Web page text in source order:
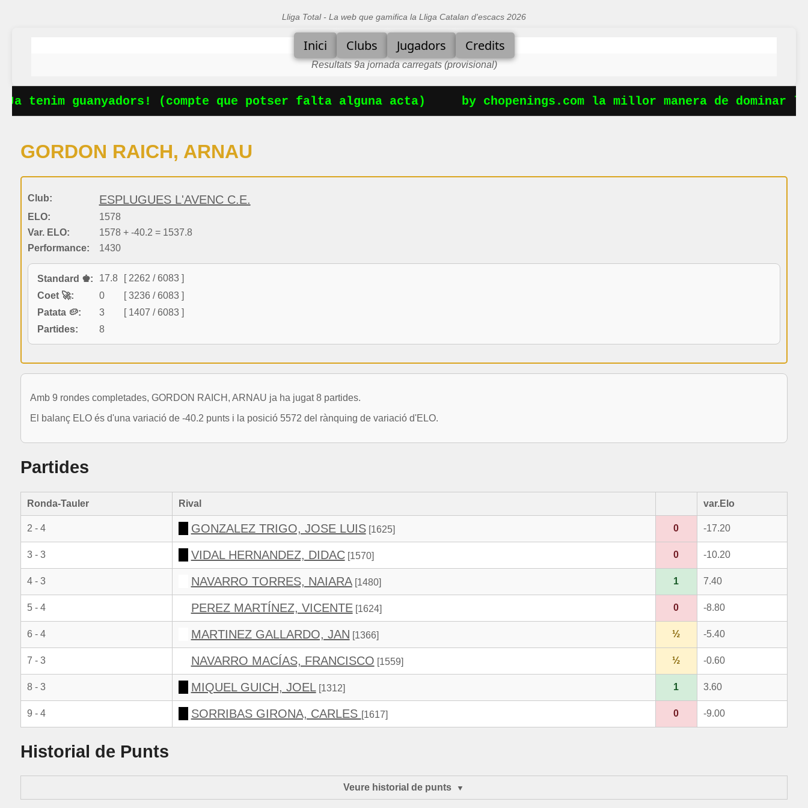
Lliga Total - La web que gamifica la Lliga Catalan d'escacs 2026
Inici Clubs Jugadors Credits
Resultats 9a jornada carregats (provisional)
tenim guanyadors! (compte que potser falta alguna acta) by chopenings.com la millor manera de dominar
GORDON RAICH, ARNAU
Club: ESPLUGUES L'AVENC C.E.
ELO:
1578
Var. ELO:
1578 + -40.2 = 1537.8
Performance:
1430
Standard ♚: 17.8
[ 2262 / 6083 ]
Coet 🚀:
0
[ 3236 / 6083 ]
Patata 🥔:
3
[ 1407 / 6083 ]
Partides:
8
Amb 9 rondes completades, GORDON RAICH, ARNAU ja ha jugat 8 partides.
El balanç ELO és d'una variació de -40.2 punts i la posició 5572 del rànquing de variació d'ELO.
Partides
Ronda-Tauler Rival var.Elo
2 - 4 GONZALEZ TRIGO, JOSE LUIS[1625] 0 -17.20
3 - 3 VIDAL HERNANDEZ, DIDAC[1570] 0 -10.20
4 - 3 NAVARRO TORRES, NAIARA[1480] 1 7.40
5 - 4 PEREZ MARTÍNEZ, VICENTE[1624] 0 -8.80
6 - 4 MARTINEZ GALLARDO, JAN [1366] ½ -5.40
7 - 3 NAVARRO MACÍAS, FRANCISCO [1559] ½ -0.60
8 - 3 MIQUEL GUICH, JOEL[1312] 1 3.60
9 - 4 SORRIBAS GIRONA, CARLES [1617] 0 -9.00
Historial de Punts
Veure historial de punts